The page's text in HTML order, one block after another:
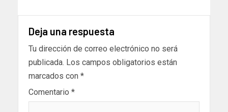
Deja una respuesta
Tu dirección de correo electrónico no será
publicada. Los campos obligatorios están
marcados con *
Comentario *